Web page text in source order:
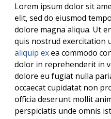
Lorem ipsum dolor sit
elit, sed do eiusmod
dolore magna aliqua. Ut
quis nostrud exercitation
aliquip exea commodo
dolor in reprehenderit in
dolore eu fugiat nulla
occaecat cupidatat non
officia deserunt mollit
perspiciatis unde omnis